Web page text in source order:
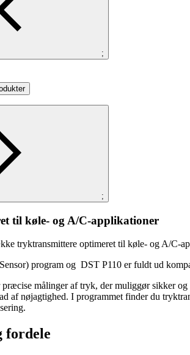
;
;
til køle- og A/C-applikationer
tryktransmittere optimeret til køle- og A/C-
program og DST P110 er fuldt ud
målinger af tryk, der muliggør sikker
af nøjagtighed. I programmet finder du
fordele